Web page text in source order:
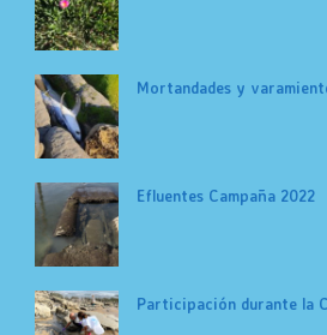
Mortandades y
Efluentes Campaña 2022
Participación durante la